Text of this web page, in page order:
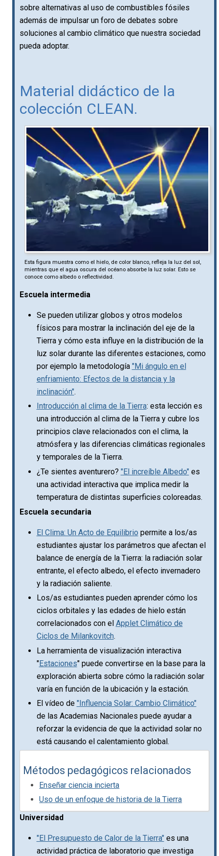
sobre alternativas al uso de combustibles fósiles
además de impulsar un foro de debates sobre
soluciones al cambio climático que nuestra sociedad
pueda adoptar.
Material didáctico de la
colección CLEAN.
Esta figura muestra como el hielo, de color blanco, refleja la luz del sol,
mientras que el agua oscura del océano absorbe la luz solar. Esto se
conoce como albedo o reflectividad.
Escuela intermedia
Se pueden utilizar globos y otros modelos
físicos para mostrar la inclinación del eje de la
Tierra y cómo esta influye en la distribución de la
luz solar durante las diferentes estaciones, como
por ejemplo la metodología "Mi ángulo en el
enfriamiento: Efectos de la distancia y la
inclinación".
Introducción al clima de la Tierra: esta lección es
una introducción al clima de la Tierra y cubre los
principios clave relacionados con el clima, la
atmósfera y las diferencias climáticas regionales
y temporales de la Tierra.
¿Te sientes aventurero? "El increíble Albedo" es
una actividad interactiva que implica medir la
temperatura de distintas superficies coloreadas.
Escuela secundaria
El Clima: Un Acto de Equilibrio permite a los/as
estudiantes ajustar los parámetros que afectan el
balance de energía de la Tierra: la radiación solar
entrante, el efecto albedo, el efecto invernadero
y la radiación saliente.
Los/as estudiantes pueden aprender cómo los
ciclos orbitales y las edades de hielo están
correlacionados con el Applet Climático de
Ciclos de Milankovitch.
La herramienta de visualización interactiva
"Estaciones" puede convertirse en la base para la
exploración abierta sobre cómo la radiación solar
varía en función de la ubicación y la estación.
El vídeo de "Influencia Solar: Cambio Climático"
de las Academias Nacionales puede ayudar a
reforzar la evidencia de que la actividad solar no
está causando el calentamiento global.
Métodos pedagógicos relacionados
Enseñar ciencia incierta
Uso de un enfoque de historia de la Tierra
Universidad
"El Presupuesto de Calor de la Tierra" es una
actividad práctica de laboratorio que investiga